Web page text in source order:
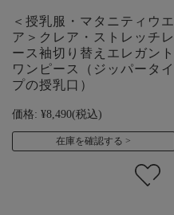
＜授乳服・マタニティウエ
ア＞クレア・ストレッチレ
ース袖切り替えエレガント
ワンピース（ジッパータイ
プの授乳口）
価格: ¥8,490(税込)
在庫を確認する